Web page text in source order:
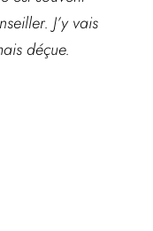
J’y vais
déçue.